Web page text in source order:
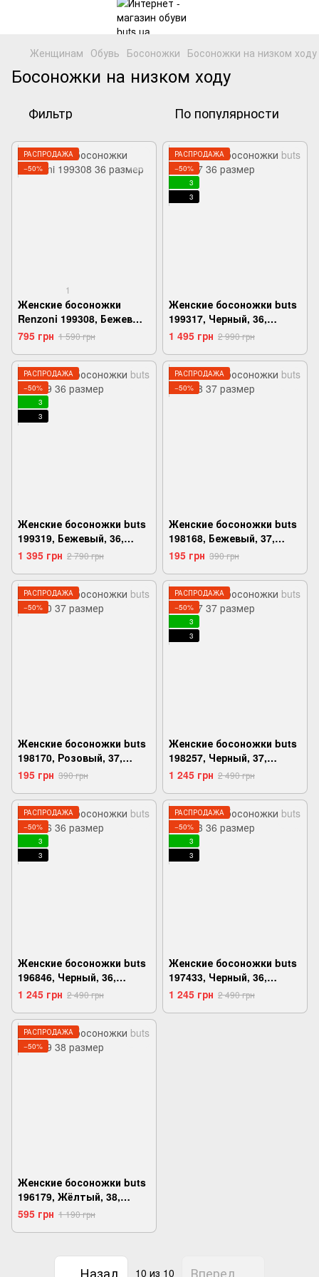
Женщинам Обувь Босоножки Босоножки на низком ходу
Босоножки на низком ходу
Фильтр По популярности
РАСПРОДАЖА
−50%
1
Женские босоножки
Renzoni 199308, Бежевый,
36, 2999860612608
795 грн 1 590 грн
РАСПРОДАЖА
−50%
3
3
Женские босоножки buts
199317, Черный, 36,
2999860613100
1 495 грн 2 990 грн
РАСПРОДАЖА
−50%
3
3
Женские босоножки buts
199319, Бежевый, 36,
2999860613209
1 395 грн 2 790 грн
РАСПРОДАЖА
−50%
Женские босоножки buts
198168, Бежевый, 37,
2999860538762
195 грн 390 грн
РАСПРОДАЖА
−50%
Женские босоножки buts
198170, Розовый, 37,
2999860538861
195 грн 390 грн
РАСПРОДАЖА
−50%
3
3
Женские босоножки buts
198257, Черный, 37,
2999860543629
1 245 грн 2 490 грн
РАСПРОДАЖА
−50%
3
3
Женские босоножки buts
196846, Черный, 36,
2999860444629
1 245 грн 2 490 грн
РАСПРОДАЖА
−50%
3
3
Женские босоножки buts
197433, Черный, 36,
2999860477986
1 245 грн 2 490 грн
РАСПРОДАЖА
−50%
Женские босоножки buts
196179, Жёлтый, 38,
2999860391725
595 грн 1 190 грн
Назад 10 из 10 Вперед